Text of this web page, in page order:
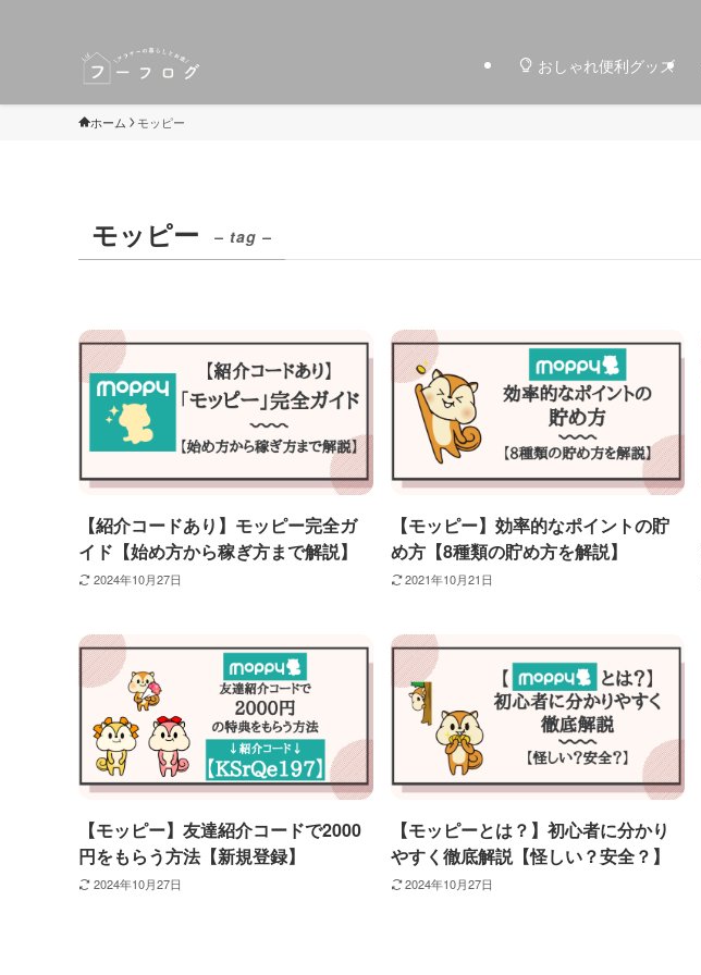
おしゃれ便利グッズ
ホーム モッピー
モッピー – tag –
【紹介コードあり】モッピー完全ガ
イド【始め方から稼ぎ方まで解説】
2024年10月27日
【モッピー】効率的なポイントの貯
め方【8種類の貯め方を解説】
2021年10月21日
【モッピー】友達紹介コードで2000
円をもらう方法【新規登録】
2024年10月27日
【モッピーとは？】初心者に分かり
やすく徹底解説【怪しい？安全？】
2024年10月27日